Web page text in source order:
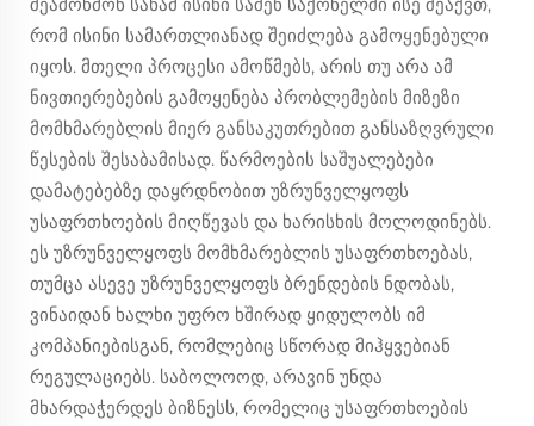
შეამოწმონ სანამ ისინი საშენ საქონელში ისე შეაქვთ,
რომ ისინი სამართლიანად შეიძლება გამოყენებული
იყოს. მთელი პროცესი ამოწმებს, არის თუ არა ამ
ნივთიერებების გამოყენება პრობლემების მიზეზი
მომხმარებლის მიერ განსაკუთრებით განსაზღვრული
წესების შესაბამისად. წარმოების საშუალებები
დამატებებზე დაყრდნობით უზრუნველყოფს
უსაფრთხოების მიღწევას და ხარისხის მოლოდინებს.
ეს უზრუნველყოფს მომხმარებლის უსაფრთხოებას,
თუმცა ასევე უზრუნველყოფს ბრენდების ნდობას,
ვინაიდან ხალხი უფრო ხშირად ყიდულობს იმ
კომპანიებისგან, რომლებიც სწორად მიჰყვებიან
რეგულაციებს. საბოლოოდ, არავინ უნდა
მხარდაჭერდეს ბიზნესს, რომელიც უსაფრთხოების